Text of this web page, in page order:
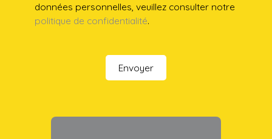
données personnelles, veuillez consulter notre
politique de confidentialité.
Envoyer